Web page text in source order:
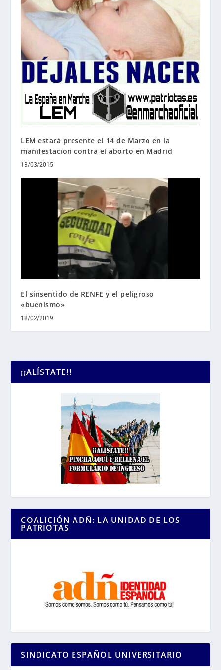
LEM estará presente el 14 de Marzo en la
manifestación contra el aborto en Madrid
13/03/2015
El sinsentido de RENFE y el peligroso
«buenismo»
18/02/2019
¡¡ALÍSTATE!!
COALICIÓN ADÑ: LA UNIDAD DE LOS
PATRIOTAS
SINDICATO ESPAÑOL UNIVERSITARIO